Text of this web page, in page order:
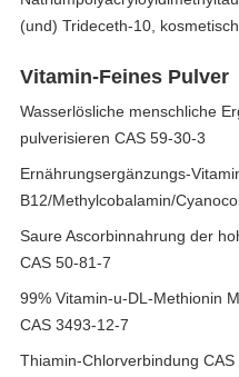
(und) Trideceth-10,
Vitamin-Feines Pulver
Wasserlösliche menschliche
pulverisieren CAS 59-30-3
Ernährungsergänzungs-
B12/Methylcobalamin/
Saure Ascorbinnahrung der
CAS 50-81-7
99% Vitamin-u-DL-Methionin
CAS 3493-12-7
Thiamin-Chlorverbindung